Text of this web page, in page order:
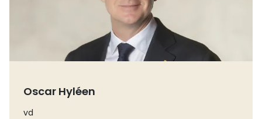
Oscar Hyléen
vd